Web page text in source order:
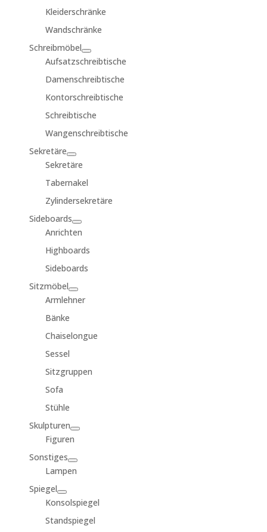
Kleiderschränke
Wandschränke
Schreibmöbel
Aufsatzschreibtische
Damenschreibtische
Kontorschreibtische
Schreibtische
Wangenschreibtische
Sekretäre
Sekretäre
Tabernakel
Zylindersekretäre
Sideboards
Anrichten
Highboards
Sideboards
Sitzmöbel
Armlehner
Bänke
Chaiselongue
Sessel
Sitzgruppen
Sofa
Stühle
Skulpturen
Figuren
Sonstiges
Lampen
Spiegel
Konsolspiegel
Standspiegel